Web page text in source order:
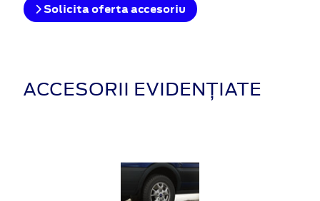
Solicita oferta accesoriu
ACCESORII EVIDENȚIATE